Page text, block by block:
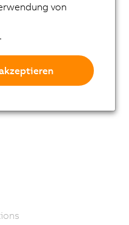
von
.